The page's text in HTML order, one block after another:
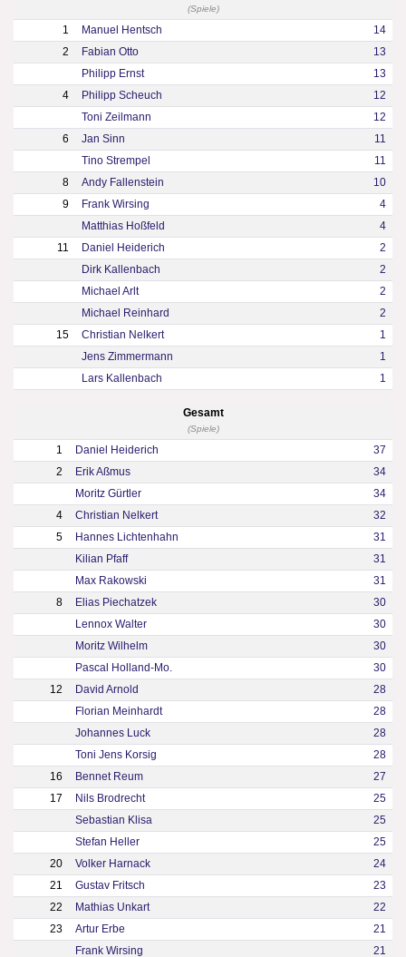
(Spiele)
1 Manuel Hentsch
14
2
Fabian Otto
13
Philipp Ernst
13
4
Philipp Scheuch
12
Toni Zeilmann
12
6
Jan Sinn
11
Tino Strempel
11
8
Andy Fallenstein
10
9
Frank Wirsing
4
Matthias Hoßfeld
4
11
Daniel Heiderich
2
Dirk Kallenbach
2
Michael Arlt
2
Michael Reinhard
2
15
Christian Nelkert
1
Jens Zimmermann
1
Lars Kallenbach
1
Gesamt
(Spiele)
1 Daniel Heiderich
37
2
Erik Aßmus
34
Moritz Gürtler
34
4
Christian Nelkert
32
5
Hannes Lichtenhahn
31
Kilian Pfaff
31
Max Rakowski
31
8
Elias Piechatzek
30
Lennox Walter
30
Moritz Wilhelm
30
Pascal Holland-Mo.
30
12
David Arnold
28
Florian Meinhardt
28
Johannes Luck
28
Toni Jens Korsig
28
16
Bennet Reum
27
17
Nils Brodrecht
25
Sebastian Klisa
25
Stefan Heller
25
20
Volker Harnack
24
21
Gustav Fritsch
23
22
Mathias Unkart
22
23
Artur Erbe
21
Frank Wirsing
21